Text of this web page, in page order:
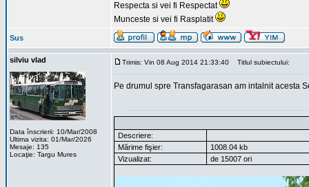
Respecta si vei fi Respectat
Munceste si vei fi Rasplatit
Sus
silviu vlad
Data înscrierii: 10/Mar/2008
Ultima vizita: 01/Mar/2026
Mesaje: 135
Locaţie: Targu Mures
Trimis: Vin 08 Aug 2014 21:33:40 Titlul subiectului:
Pe drumul spre Transfagarasan am intalnit acesta
Descriere:
Mărime fişier:
1008.04 kb
Vizualizat:
de 15007 ori